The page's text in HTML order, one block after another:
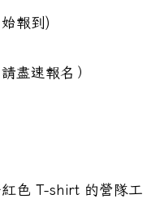
校藝術才能班特色招
報到)
盡速報名）
色 T-shirt 的營隊工